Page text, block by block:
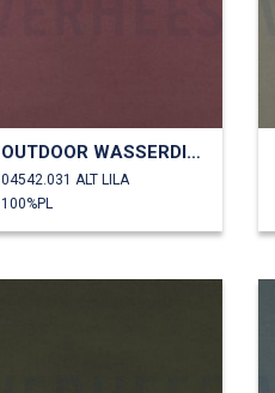
OUTDOOR WASSERDICHT
04542.031 ALT LILA
100%PL